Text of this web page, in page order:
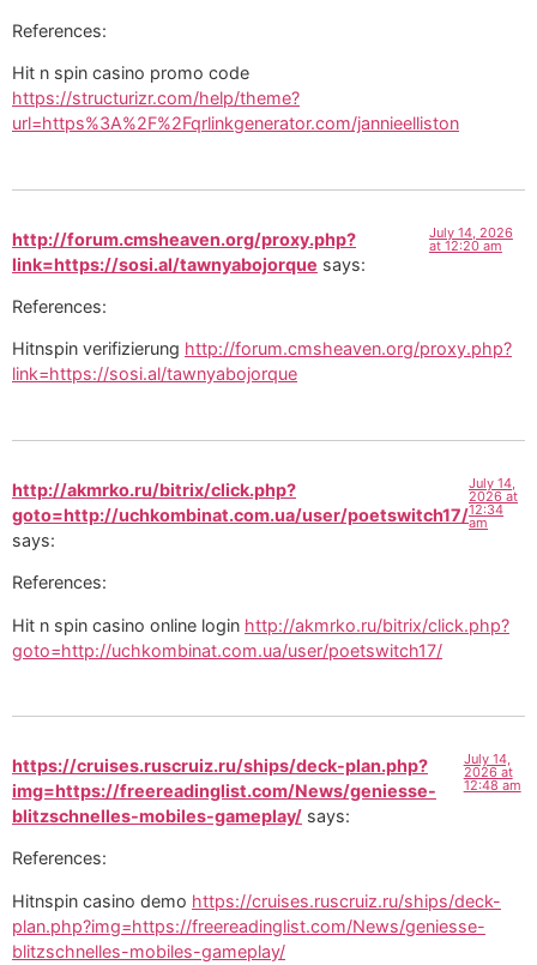
References:
Hit n spin casino promo code
https://structurizr.com/help/theme?
url=https%3A%2F%2Fqrlinkgenerator.com/jannieelliston
http://forum.cmsheaven.org/proxy.php?
link=https://sosi.al/tawnyabojorque says:
July 14, 2026
at 12:20 am
References:
Hitnspin verifizierung http://forum.cmsheaven.org/proxy.php?
link=https://sosi.al/tawnyabojorque
http://akmrko.ru/bitrix/click.php?
goto=http://uchkombinat.com.ua/user/poetswitch17/
says:
July 14,
2026 at
12:34
am
References:
Hit n spin casino online login http://akmrko.ru/bitrix/click.php?
goto=http://uchkombinat.com.ua/user/poetswitch17/
https://cruises.ruscruiz.ru/ships/deck-plan.php?
img=https://freereadinglist.com/News/geniesse-
blitzschnelles-mobiles-gameplay/ says:
July 14,
2026 at
12:48 am
References:
Hitnspin casino demo https://cruises.ruscruiz.ru/ships/deck-
plan.php?img=https://freereadinglist.com/News/geniesse-
blitzschnelles-mobiles-gameplay/